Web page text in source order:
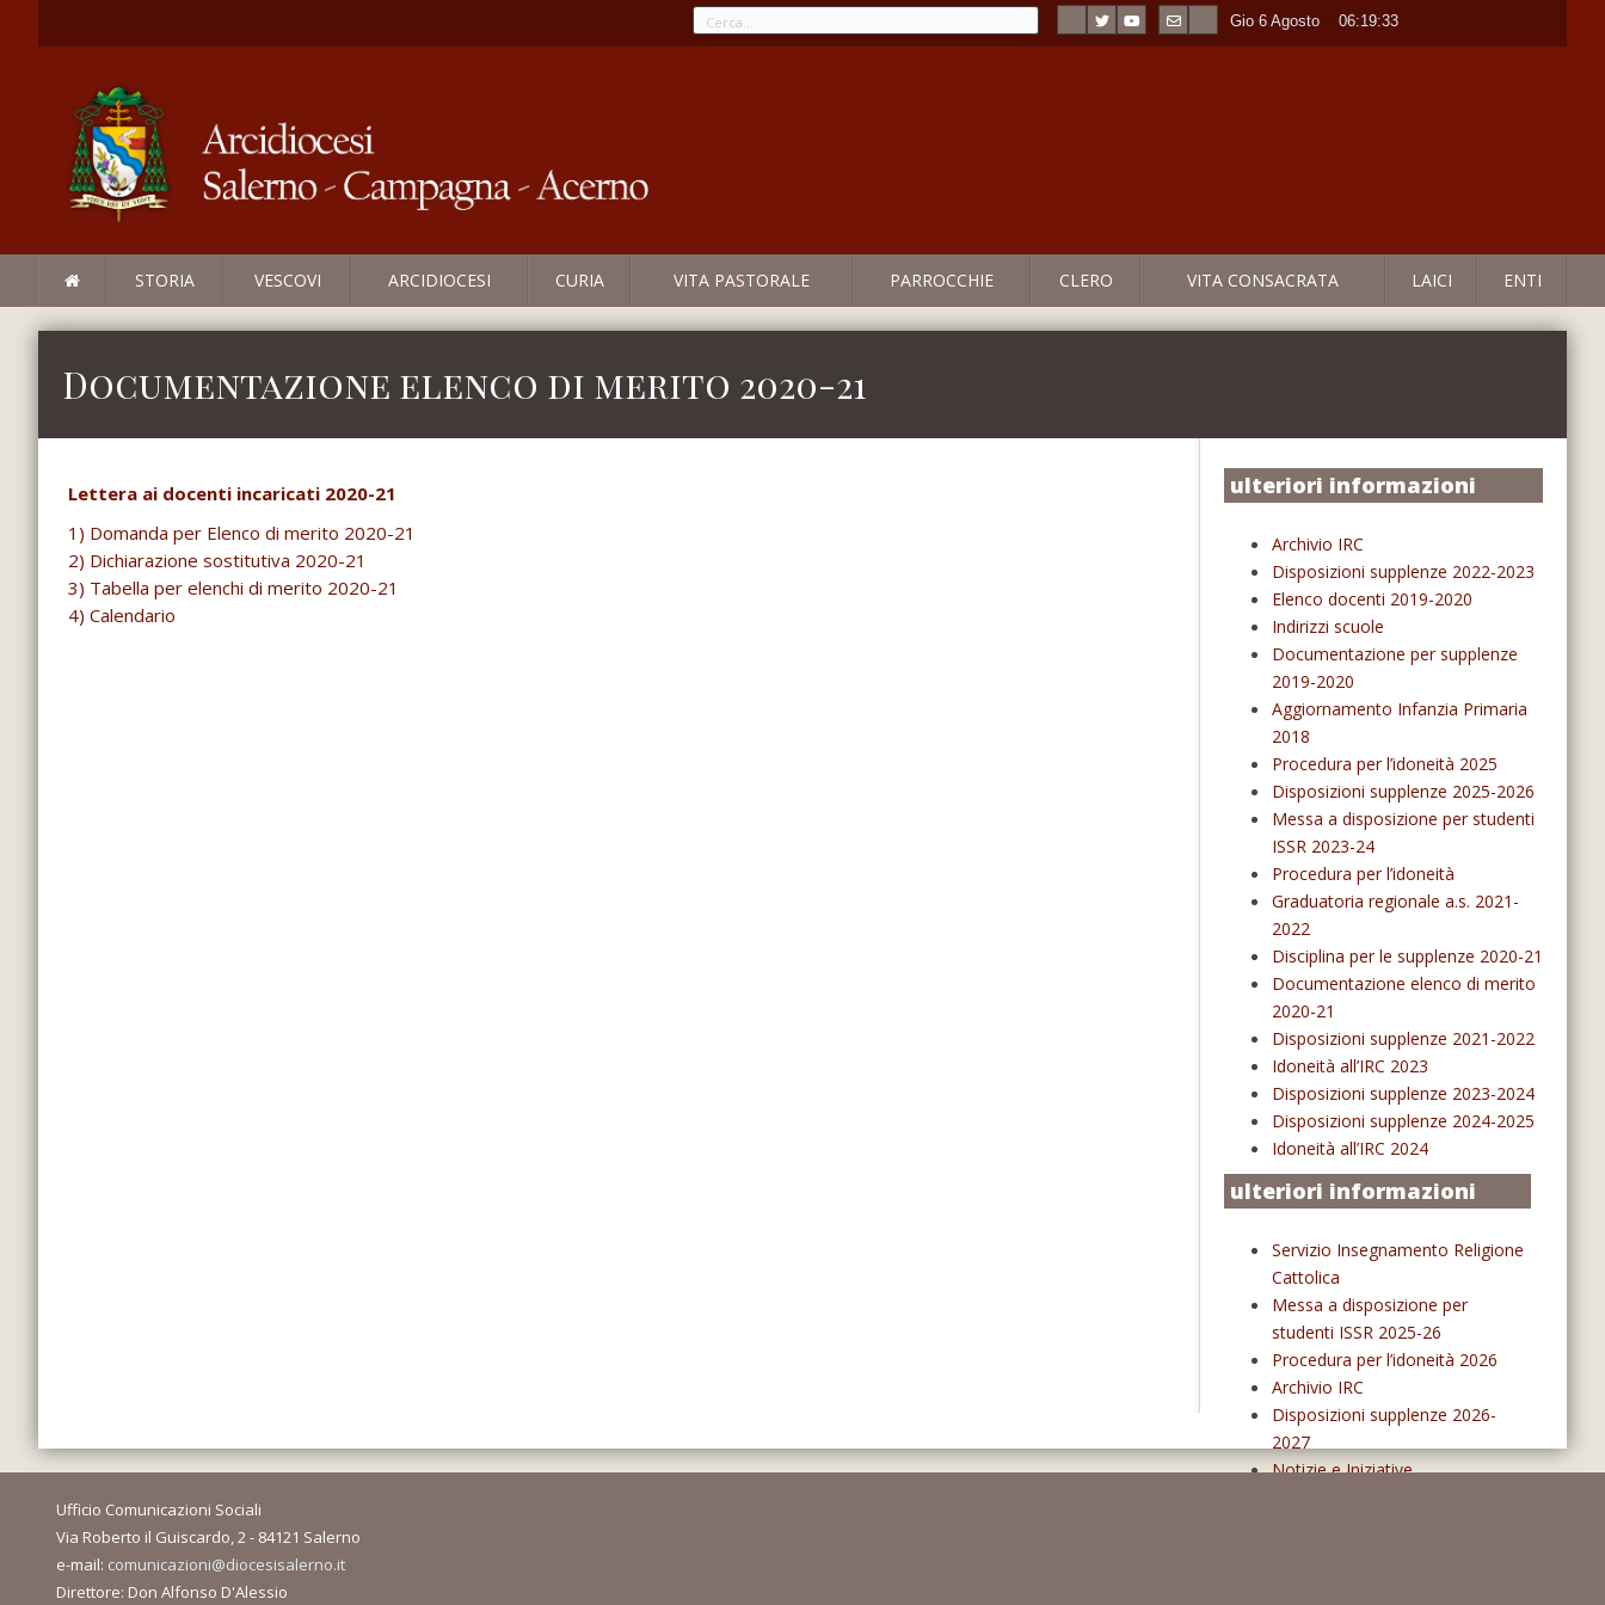
Gio 6 Agosto ----06:19:33
STORIA VESCOVI ARCIDIOCESI CURIA VITA PASTORALE PARROCCHIE CLERO VITA CONSACRATA LAICI ENTI
Documentazione elenco di merito 2020-21
Lettera ai docenti incaricati 2020-21
1) Domanda per Elenco di merito 2020-21
2) Dichiarazione sostitutiva 2020-21
3) Tabella per elenchi di merito 2020-21
4) Calendario
ulteriori informazioni
Archivio IRC
Disposizioni supplenze 2022-2023
Elenco docenti 2019-2020
Indirizzi scuole
Documentazione per supplenze
2019-2020
Aggiornamento Infanzia Primaria
2018
Procedura per l’idoneità 2025
Disposizioni supplenze 2025-2026
Messa a disposizione per studenti
ISSR 2023-24
Procedura per l’idoneità
Graduatoria regionale a.s. 2021-
2022
Disciplina per le supplenze 2020-21
Documentazione elenco di merito
2020-21
Disposizioni supplenze 2021-2022
Idoneità all’IRC 2023
Disposizioni supplenze 2023-2024
Disposizioni supplenze 2024-2025
Idoneità all’IRC 2024
ulteriori informazioni
Servizio Insegnamento Religione
Cattolica
Messa a disposizione per
studenti ISSR 2025-26
Procedura per l’idoneità 2026
Archivio IRC
Disposizioni supplenze 2026-
2027
Notizie e Iniziative
Ufficio Comunicazioni Sociali
Via Roberto il Guiscardo, 2 - 84121 Salerno
e-mail: comunicazioni@diocesisalerno.it
Direttore: Don Alfonso D'Alessio